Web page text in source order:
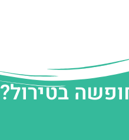
בטירול?